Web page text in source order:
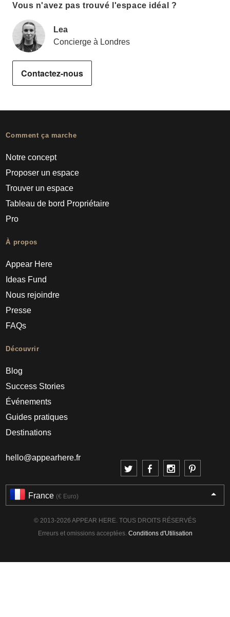
Vous n'avez pas trouvé l'espace idéal ?
Lea
Concierge à Londres
Contactez-nous
Comment ça marche
Notre concept
Proposer un espace
Trouver un espace
Tableau de bord Propriétaire
Pro
À propos
Appear Here
Ideas Fund
Nous rejoindre
Presse
FAQs
Découvrir
Blog
Success Stories
Événements
Guides pratiques
Destinations
hello@appearhere.fr
France (€ Euro)
© 2013-2026 APPEAR HERE. TOUS DROITS RÉSERVÉS
Erreurs et omissions acceptées. Conditions d'Utilisation